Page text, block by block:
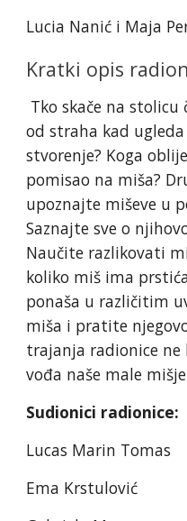
Lucia Nanić i Maja
Kratki opis
Tko skače na
od straha kad
stvorenje? Koga
pomisao na miša?
upoznajte miševe u
Saznajte sve o
Naučite razlikovati
koliko miš ima
ponaša u različitim
miša i pratite
trajanja radionice
vođa naše male
Sudionici radionice:
Lucas Marin Tomas
Ema Krstulović